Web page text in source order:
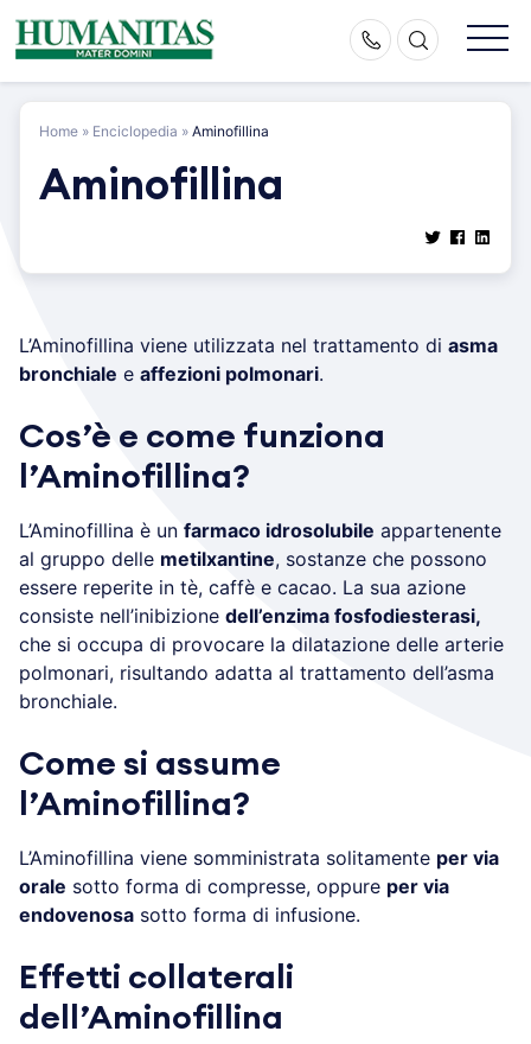
Skip
to
Home » Enciclopedia » Aminofillina
Aminofillina
L’Aminofillina viene utilizzata nel trattamento di asma
bronchiale e affezioni polmonari.
Cos’è e come funziona
l’Aminofillina?
L’Aminofillina è un farmaco idrosolubile appartenente
al gruppo delle metilxantine, sostanze che possono
essere reperite in tè, caffè e cacao. La sua azione
consiste nell’inibizione dell’enzima fosfodiesterasi,
che si occupa di provocare la dilatazione delle arterie
polmonari, risultando adatta al trattamento dell’asma
bronchiale.
Come si assume
l’Aminofillina?
L’Aminofillina viene somministrata solitamente per via
orale sotto forma di compresse, oppure per via
endovenosa sotto forma di infusione.
Effetti collaterali
dell’Aminofillina